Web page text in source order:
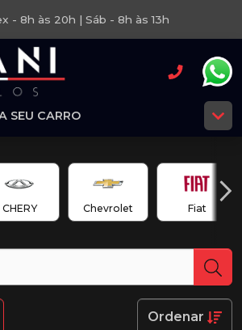
- 8h às 20h | Sáb - 8h às 13h
SEU CARRO
CHERY Chevrolet Fiat
Ordenar